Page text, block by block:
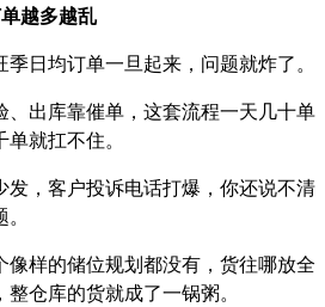
越多越乱
日均订单一旦起来，问题就炸了。
、出库靠催单，这套流程一天几十单
就扛不住。
发，客户投诉电话打爆，你还说不清
样的储位规划都没有，货往哪放全
仓库的货就成了一锅粥。